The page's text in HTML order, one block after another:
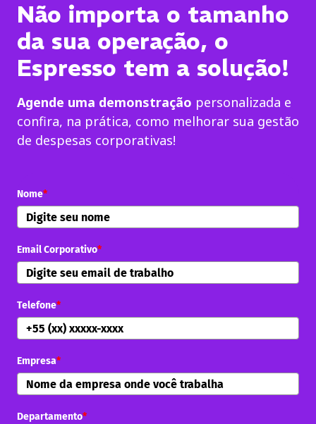
Não importa o tamanho
da sua operação, o
Espresso tem a solução!
Agende uma demonstração personalizada e
confira, na prática, como melhorar sua gestão
de despesas corporativas!
Nome*
Email Corporativo*
Telefone*
Empresa*
Departamento*